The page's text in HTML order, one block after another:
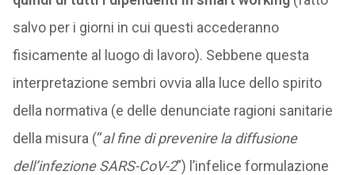
salvo per i giorni in cui questi accederanno
fisicamente al luogo di lavoro). Sebbene questa
interpretazione sembri ovvia alla luce dello spirito
della normativa (e delle denunciate ragioni sanitarie
della misura (“al fine di prevenire la diffusione
dell’infezione SARS-CoV-2”) l’infelice formulazione